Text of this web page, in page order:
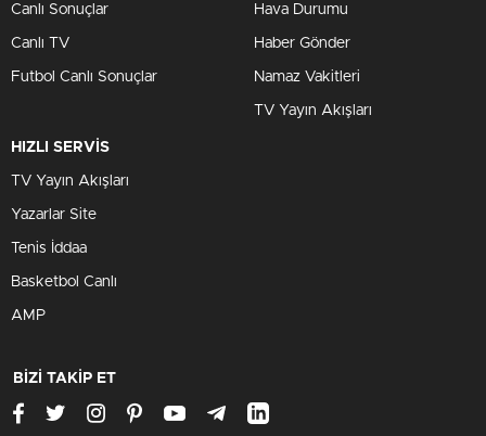
Canlı Sonuçlar
Canlı TV
Futbol Canlı Sonuçlar
Hava Durumu
Haber Gönder
Namaz Vakitleri
TV Yayın Akışları
HIZLI SERVİS
TV Yayın Akışları
Yazarlar Site
Tenis İddaa
Basketbol Canlı
AMP
BİZİ TAKİP ET